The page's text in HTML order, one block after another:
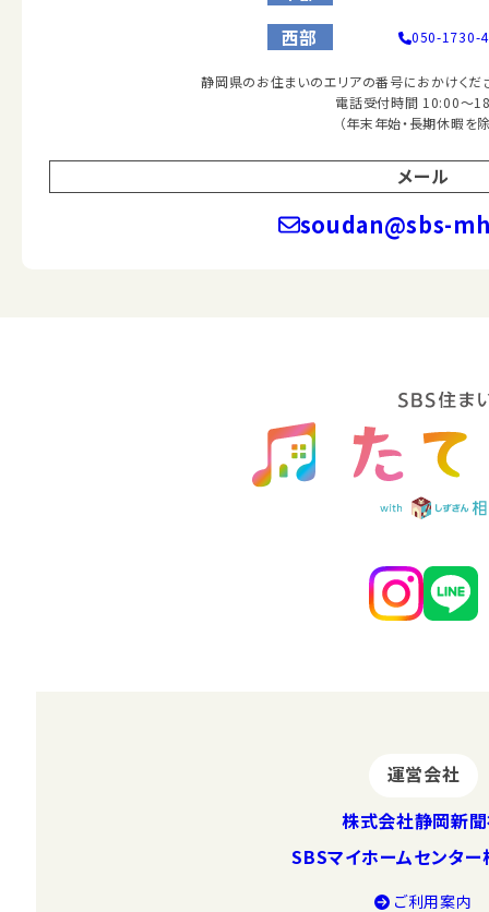
西部 050-1730-
静岡県のお住まいのエリアの番号におかけくだ
電話受付時間 10:00～
（年末年始・長期休暇を除
メール
soudan@sbs-
運営会社
株式会社静岡新
SBSマイホームセンタ
ご利⽤案内